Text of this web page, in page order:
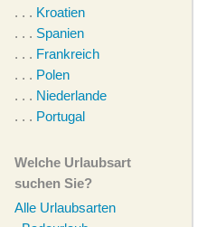
. . . Kroatien
. . . Spanien
. . . Frankreich
. . . Polen
. . . Niederlande
. . . Portugal
Welche Urlaubsart
suchen Sie?
Alle Urlaubsarten